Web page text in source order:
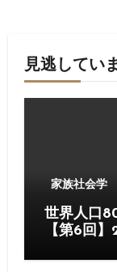
見逃してい
家族社会学
世界人口
【第6回
新しい国